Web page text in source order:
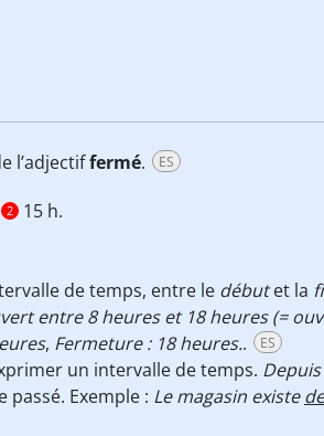
l’adjectiffermé. ES
2 15 h.
de temps, entre le débutet la
entre 8 heures et 18 heures (=
, Fermeture : 18 heures.. ES
un intervalle de temps. Depuis
Exemple : Le magasin existe